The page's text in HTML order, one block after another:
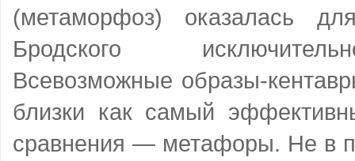
(метаморфоз) оказалась
Бродского
Всевозможные образы-
близки как самый
сравнения — метафоры. Не в